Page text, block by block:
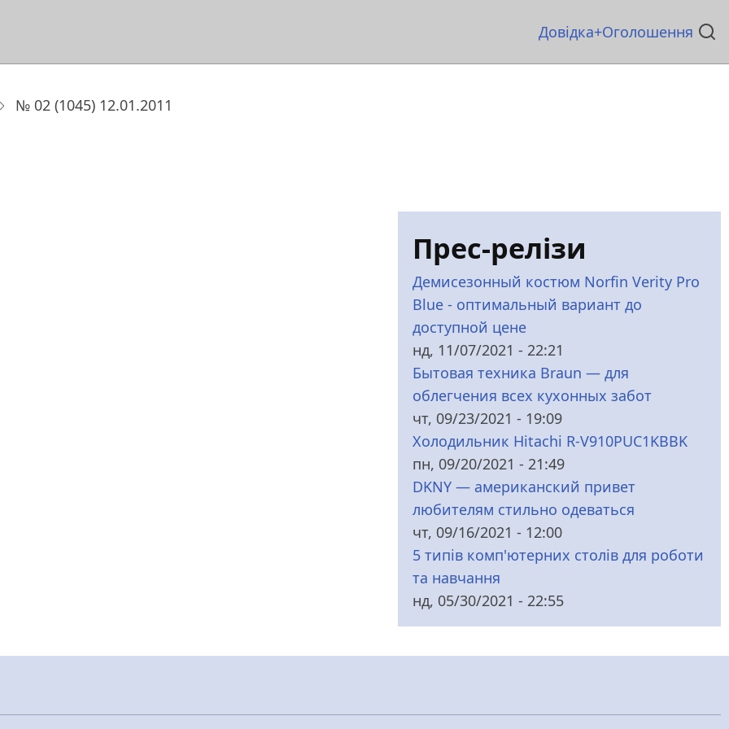
Основна
Довідка Оголошення
№ 02 (1045) 12.01.2011
Прес-релізи
Демисезонный костюм Norfin Verity Pro
Blue - оптимальный вариант до
доступной цене
нд, 11/07/2021 - 22:21
Бытовая техника Braun — для
облегчения всех кухонных забот
чт, 09/23/2021 - 19:09
Холодильник Hitachi R-V910PUC1KBBK
пн, 09/20/2021 - 21:49
DKNY — американский привет
любителям стильно одеваться
чт, 09/16/2021 - 12:00
5 типів комп'ютерних столів для роботи
та навчання
нд, 05/30/2021 - 22:55